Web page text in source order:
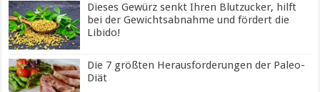
Dieses Gewürz senkt Ihren Blutzucker, hilft
bei der Gewichtsabnahme und fördert die
Libido!
Die 7 größten Herausforderungen der Paleo-
Diät